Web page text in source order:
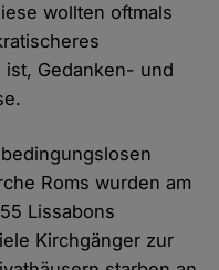
wollten oftmals
Gedanken- und
Roms wurden am
Lissabons
Kirchgänger zur